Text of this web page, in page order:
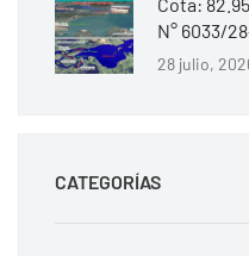
Cota:
N° 6033/
28 julio,
CATEGORÍAS